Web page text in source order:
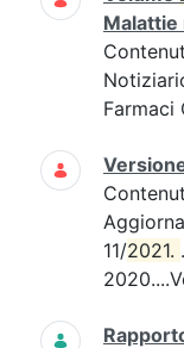
Malattie
Farmaci
11/2021.